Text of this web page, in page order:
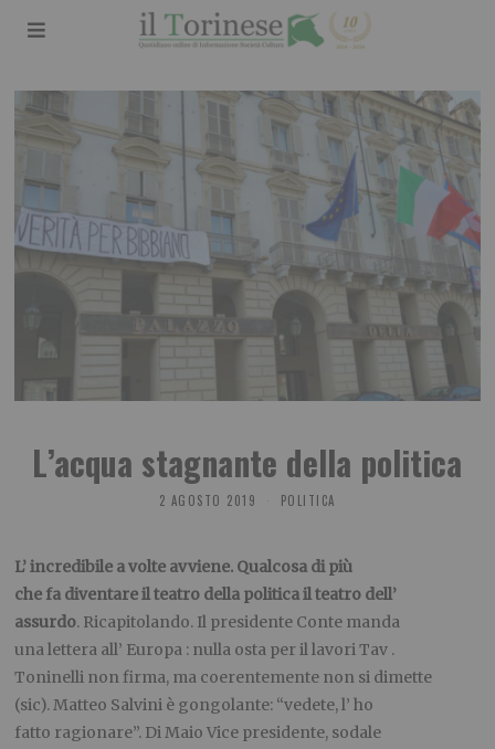
L’acqua stagnante della politica
2 AGOSTO 2019 POLITICA
L’ incredibile a volte avviene. Qualcosa di più
che fa diventare il teatro della politica il teatro dell’
assurdo. Ricapitolando. Il presidente Conte manda
una lettera all’ Europa : nulla osta per il lavori Tav .
Toninelli non firma, ma coerentemente non si dimette
(sic). Matteo Salvini è gongolante: “vedete, l’ ho
fatto ragionare”. Di Maio Vice presidente, sodale